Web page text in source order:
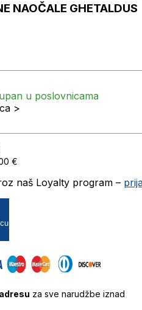
NAOČALE GHETALDUS
u poslovnicama
>
€
naš Loyalty program –
za sve narudžbe iznad